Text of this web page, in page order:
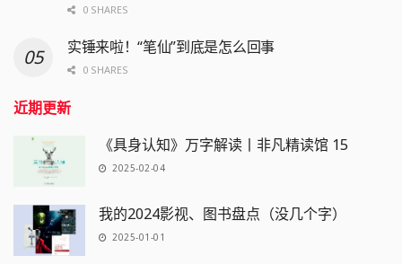
0 SHARES
实锤来啦！“笔仙”到底是怎么回事
0 SHARES
近期更新
《具身认知》万字解读丨非凡精读馆 15
2025-02-04
我的2024影视、图书盘点（没几个字）
2025-01-01